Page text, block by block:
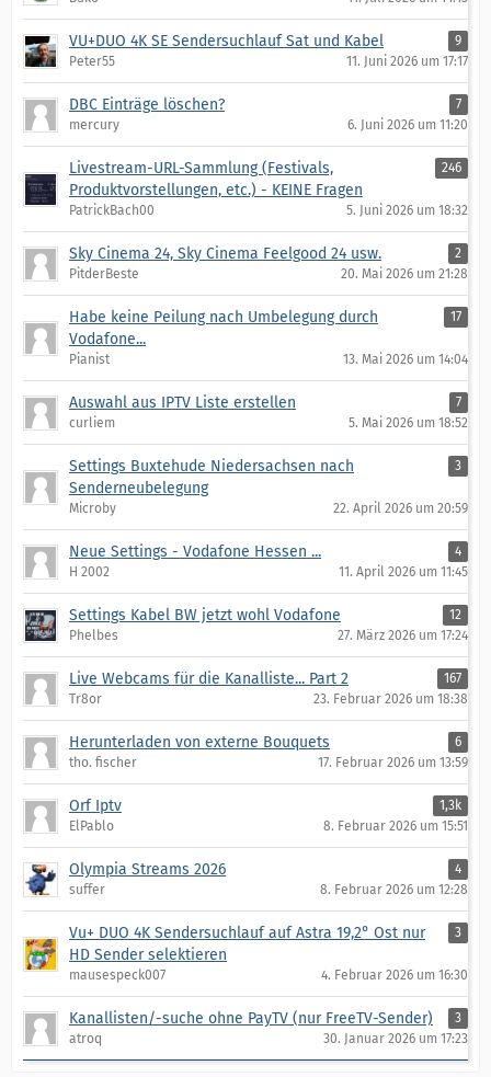
VU+DUO 4K SE Sendersuchlauf Sat und Kabel
9
Peter55
11. Juni 2026 um 17:17
DBC Einträge löschen?
7
mercury
6. Juni 2026 um 11:20
Livestream-URL-Sammlung (Festivals,
Produktvorstellungen, etc.) - KEINE Fragen
246
PatrickBach00 5. Juni 2026 um 18:32
Sky Cinema 24, Sky Cinema Feelgood 24 usw.
2
PitderBeste
20. Mai 2026 um 21:28
Habe keine Peilung nach Umbelegung durch
Vodafone...
17
Pianist 13. Mai 2026 um 14:04
Auswahl aus IPTV Liste erstellen
7
curliem
5. Mai 2026 um 18:52
Settings Buxtehude Niedersachsen nach
Senderneubelegung
3
Microby 22. April 2026 um 20:59
Neue Settings - Vodafone Hessen ...
4
H 2002
11. April 2026 um 11:45
Settings Kabel BW jetzt wohl Vodafone
12
Phelbes
27. März 2026 um 17:24
Live Webcams für die Kanalliste... Part 2
167
Tr8or
23. Februar 2026 um 18:38
Herunterladen von externe Bouquets
6
tho. fischer
17. Februar 2026 um 13:59
Orf Iptv
1,3k
ElPablo
8. Februar 2026 um 15:51
Olympia Streams 2026
4
suffer
8. Februar 2026 um 12:28
Vu+ DUO 4K Sendersuchlauf auf Astra 19,2° Ost nur
HD Sender selektieren
3
mausespeck007 4. Februar 2026 um 16:30
Kanallisten/-suche ohne PayTV (nur FreeTV-Sender)
3
atroq
30. Januar 2026 um 17:23